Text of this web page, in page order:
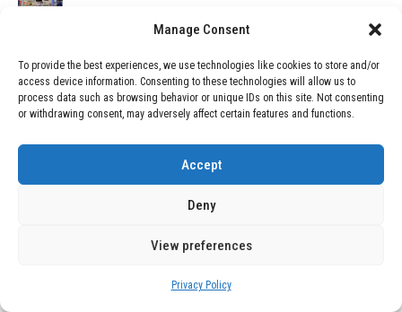
Manage Consent
To provide the best experiences, we use technologies like cookies to store and/or
access device information. Consenting to these technologies will allow us to
process data such as browsing behavior or unique IDs on this site. Not consenting
or withdrawing consent, may adversely affect certain features and functions.
Accept
Deny
View preferences
Privacy Policy
Geolocalizadas, Obligatorias a Partir de
BLOG December 24, 2025
Devastadora Explosión en Residencia
February 9, 2026
Motor de 800 W, rango de 45 km y
ruedas todo terreno: este scooter cuesta